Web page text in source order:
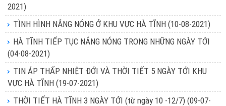
2021)
TÌNH HÌNH NẮNG NÓNG Ở KHU VỰC HÀ TĨNH (10-08-2021)
HÀ TĨNH TIẾP TỤC NẮNG NÓNG TRONG NHỮNG NGÀY TỚI
(04-08-2021)
TIN ÁP THẤP NHIỆT ĐỚI VÀ THỜI TIẾT 5 NGÀY TỚI KHU
VỰC HÀ TĨNH (19-07-2021)
THỜI TIẾT HÀ TĨNH 3 NGÀY TỚI (từ ngày 10 -12/7) (09-07-